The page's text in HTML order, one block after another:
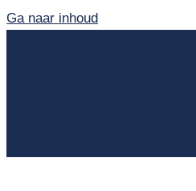
Ga naar inhoud